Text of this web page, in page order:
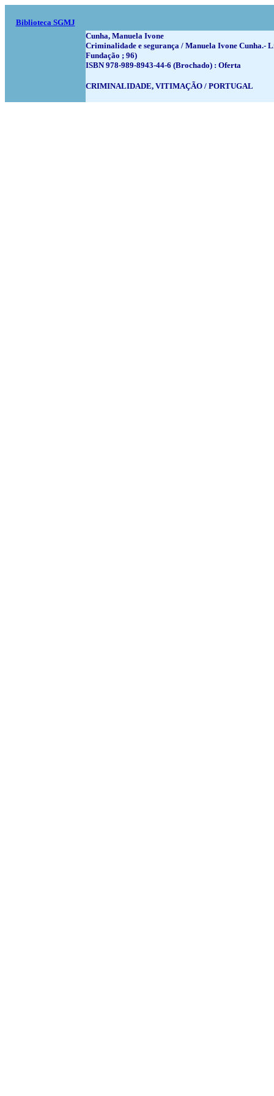
Biblioteca SGMJ
Cunha, Manuela Ivone
Criminalidade e segurança / Manuela Ivone Cunha.-
Fundação ; 96)
ISBN 978-989-8943-44-6 (Brochado) : Oferta
CRIMINALIDADE, VITIMAÇÃO / PORTUGAL